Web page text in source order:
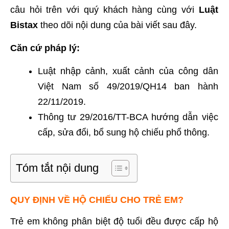
câu hỏi trên với quý khách hàng cùng với Luật
Bistax theo dõi nội dung của bài viết sau đây.
Căn cứ pháp lý:
Luật nhập cảnh, xuất cảnh của công dân
Việt Nam số 49/2019/QH14 ban hành
22/11/2019.
Thông tư 29/2016/TT-BCA hướng dẫn việc
cấp, sửa đổi, bổ sung hộ chiếu phổ thông.
Tóm tắt nội dung
QUY ĐỊNH VỀ HỘ CHIẾU CHO TRẺ EM?
Trẻ em không phân biệt độ tuổi đều được cấp hộ